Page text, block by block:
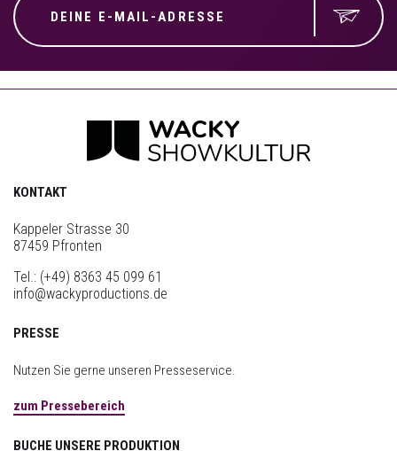
KONTAKT
Kappeler Strasse 30
87459 Pfronten
Tel.: (+49) 8363 45 099 61
info@wackyproductions.de
PRESSE
Nutzen Sie gerne unseren Presseservice.
zum Pressebereich
BUCHE UNSERE PRODUKTION